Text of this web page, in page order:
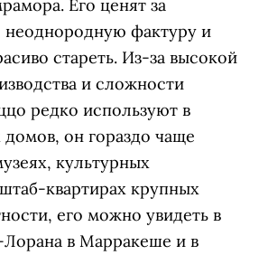
Его ценят за
неоднородную фактуру и
стареть. Из-за высокой
и сложности
редко используют в
он гораздо чаще
культурных
квартирах крупных
его можно увидеть в
в Марракеше и в